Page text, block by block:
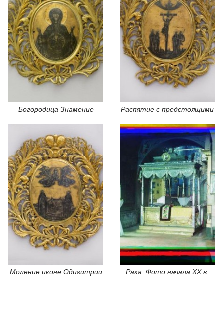
Богородица Знамение Распятие с предстоящими
Моление иконе Одигитрии Рака. Фото начала XX в.